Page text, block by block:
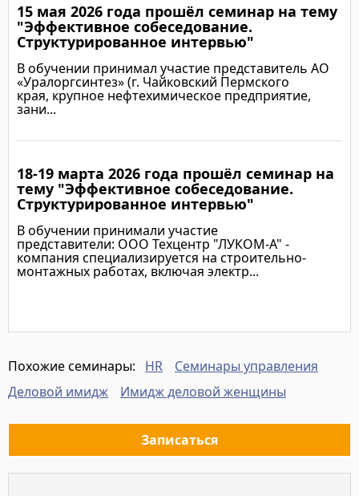
Подробнее
15 мая 2026 года прошёл семинар на тему
"Эффективное собеседование.
Структурированное интервью"
В обучении принимал участие представитель АО
«Уралоргсинтез» (г. Чайковский Пермского
края, крупное нефтехимическое предприятие,
зани...
Подробнее
18-19 марта 2026 года прошёл семинар на
тему "Эффективное собеседование.
Структурированное интервью"
В обучении принимали участие
представители: ООО Техцентр "ЛУКОМ-А" -
компания специализируется на строительно-
монтажных работах, включая электр...
Похожие семинары: HR
Семинары управления
Деловой имидж
Имидж деловой женщины
Записаться